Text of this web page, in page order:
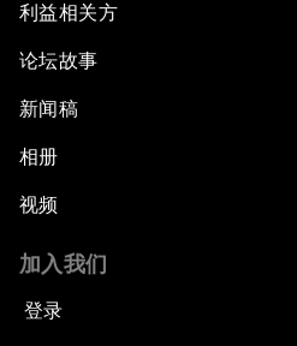
利益相关方
论坛故事
新闻稿
相册
视频
加入我们
登录